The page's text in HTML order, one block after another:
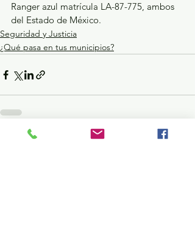
Ranger azul matrícula LA-87-775, ambos
del Estado de México.
Seguridad y Justicia
¿Qué pasa en tus municipios?